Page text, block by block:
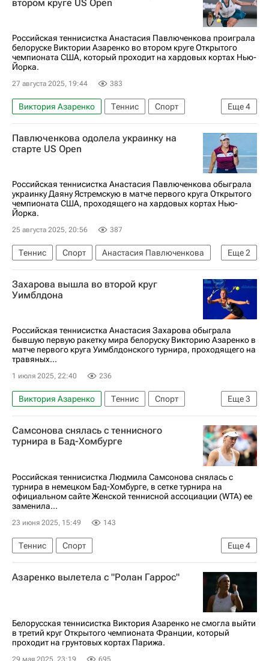
втором круге US Open
Российская теннисистка Анастасия Павлюченкова проиграла
белоруске Виктории Азаренко во втором круге Открытого
чемпионата США, который проходит на хардовых кортах Нью-
Йорка.
27 августа 2025, 19:44 383
Еще4
Виктория Азаренко Теннис
Спорт
Кэти Макнэлли
Открытый чемпионат США по теннису (US Open)
Павлюченкова одолела украинку на
старте US Open
Российская теннисистка Анастасия Павлюченкова обыграла
украинку Даяну Ястремскую в матче первого круга Открытого
чемпионата США, проходящего на хардовых кортах Нью-
Йорка.
25 августа 2025, 20:56 387
Еще2
Теннис Спорт
Анастасия Павлюченкова
Даяна Ястремская
Открытый чемпионат США по теннису (US Open)
Захарова вышла во второй круг
Уимблдона
Российская теннисистка Анастасия Захарова обыграла
бывшую первую ракетку мира белоруску Викторию Азаренко в
матче первого круга Уимблдонского турнира, проходящего на
травяных...
1 июля 2025, 22:40 236
Еще3
Виктория Азаренко Теннис
Спорт
Анастасия Захарова
Кори Гауфф
Уимблдон-2025
Самсонова снялась с теннисного
турнира в Бад-Хомбурге
Российская теннисистка Людмила Самсонова снялась с
турнира в немецком Бад-Хомбурге, в сетке турнира на
официальном сайте Женской теннисной ассоциации (WTA) ее
заменила...
23 июня 2025, 15:49 143
Еще4
Теннис
Спорт
Женская теннисная ассоциация (WTA)
Катерина Синякова
Людмила Самсонова
Азаренко вылетела с "Ролан Гаррос"
Белорусская теннисистка Виктория Азаренко не смогла выйти
в третий круг Открытого чемпионата Франции, который
проходит на грунтовых кортах Парижа.
29 мая 2025, 23:19 695